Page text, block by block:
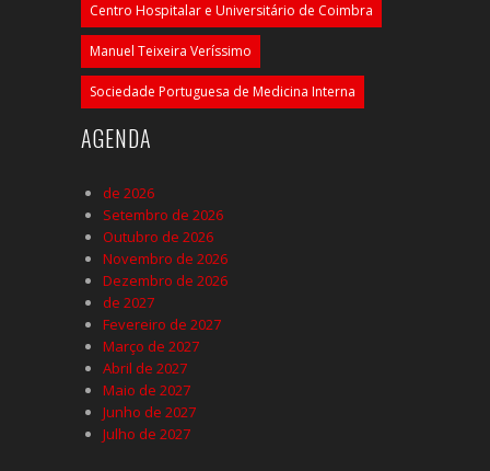
Centro Hospitalar e Universitário de Coimbra
Manuel Teixeira Veríssimo
Sociedade Portuguesa de Medicina Interna
AGENDA
de 2026
Setembro de 2026
Outubro de 2026
Novembro de 2026
Dezembro de 2026
de 2027
Fevereiro de 2027
Março de 2027
Abril de 2027
Maio de 2027
Junho de 2027
Julho de 2027